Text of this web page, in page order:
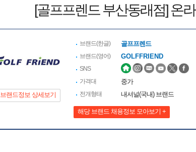
[골프프렌드 부산동래점] 온
브랜드정보 상세보기
브랜드(한글) 골프프렌드
브랜드(영어) GOLFFRIEND
SNS
가격대
중가
전개형태 내셔널(국내) 브랜드
해당 브랜드 채용정보 모아보기 +